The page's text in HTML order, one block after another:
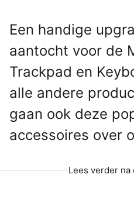
Een handige
aantocht voor de
Trackpad en
alle andere
gaan ook deze
accessoires over
Lees verder